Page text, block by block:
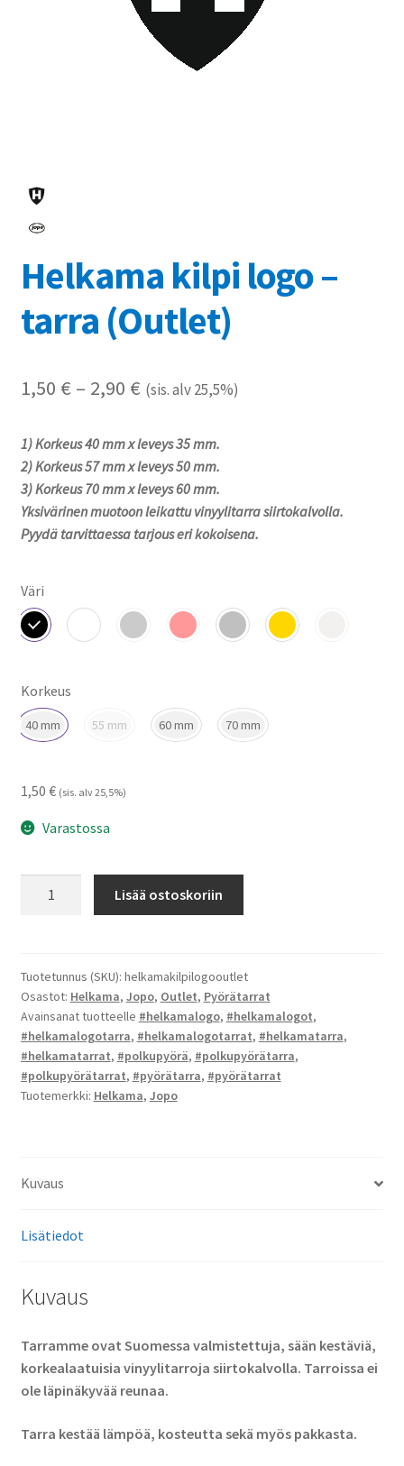
Silityskuvioiden kiinnitysohjeet
Toimitusehdot
Värikartta
Helkama kilpi logo –
tarra (Outlet)
1,50 € – 2,90 €Hintaluokka:
-
2,90 €
(sis. alv 25,5%)
1) Korkeus 40 mm x leveys 35 mm.
2) Korkeus 57 mm x leveys 50 mm.
3) Korkeus 70 mm x leveys 60 mm.
Yksivärinen muotoon leikattu vinyylitarra siirtokalvolla.
Pyydä tarvittaessa tarjous eri kokoisena.
Väri
Korkeus
40 mm 55 mm 60 mm 70 mm
1,50 € (sis. alv 25,5%)
Varastossa
tarra
(Outlet)
määrä
Lisää ostoskoriin
Tuotetunnus (SKU): helkamakilpilogooutlet
Osastot: Helkama, Jopo, Outlet, Pyörätarrat
Avainsanat tuotteelle #helkamalogo, #helkamalogot,
#helkamalogotarra, #helkamalogotarrat, #helkamatarra,
#helkamatarrat, #polkupyörä, #polkupyörätarra,
#polkupyörätarrat, #pyörätarra, #pyörätarrat
Tuotemerkki: Helkama, Jopo
Kuvaus
Lisätiedot
Kuvaus
Tarramme ovat Suomessa valmistettuja, sään kestäviä,
korkealaatuisia vinyylitarroja siirtokalvolla. Tarroissa ei
ole läpinäkyvää reunaa.
Tarra kestää lämpöä, kosteutta sekä myös pakkasta.